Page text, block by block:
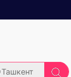
Ташкент